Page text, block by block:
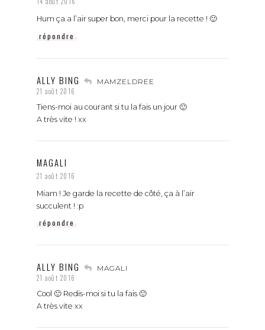
Hum ça a l’air super bon, merci pour la recette ! 🙂
répondre
ALLY BING MAMZELDREE
21 août 2016
Tiens-moi au courant si tu la fais un jour 🙂
A très vite ! xx
MAGALI
21 août 2016
Miam ! Je garde la recette de côté, ça à l’air
succulent ! :p
répondre
ALLY BING MAGALI
21 août 2016
Cool 🙂 Redis-moi si tu la fais 🙂
A très vite xx